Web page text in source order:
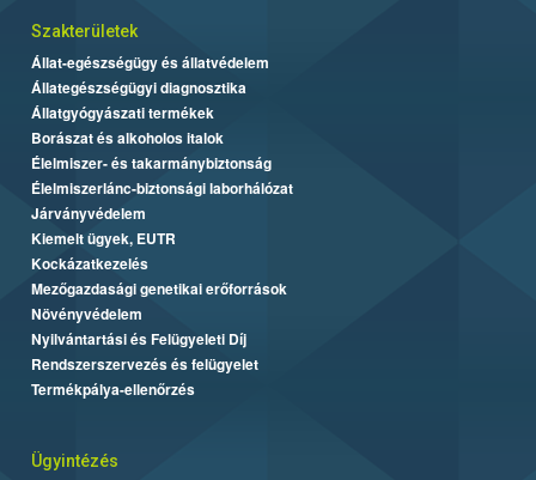
Szakterületek
Állat-egészségügy és állatvédelem
Állategészségügyi diagnosztika
Állatgyógyászati termékek
Borászat és alkoholos italok
Élelmiszer- és takarmánybiztonság
Élelmiszerlánc-biztonsági laborhálózat
Járványvédelem
Kiemelt ügyek, EUTR
Kockázatkezelés
Mezőgazdasági genetikai erőforrások
Növényvédelem
Nyilvántartási és Felügyeleti Díj
Rendszerszervezés és felügyelet
Termékpálya-ellenőrzés
Ügyintézés